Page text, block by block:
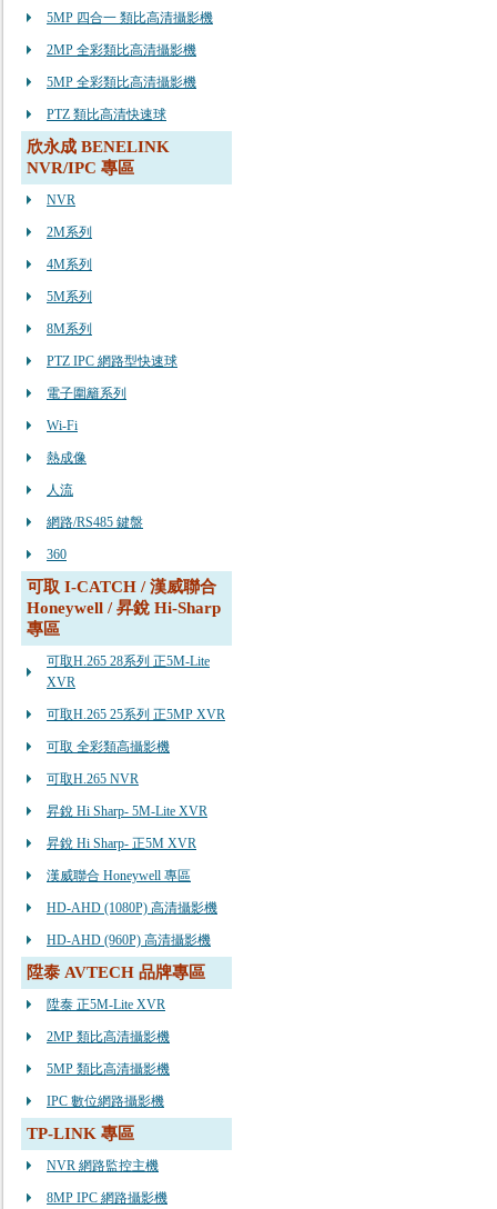
5MP 四合一 類比高清攝影機
2MP 全彩類比高清攝影機
5MP 全彩類比高清攝影機
PTZ 類比高清快速球
欣永成 BENELINK
NVR/IPC 專區
NVR
2M系列
4M系列
5M系列
8M系列
PTZ IPC 網路型快速球
電子圍籬系列
Wi-Fi
熱成像
人流
網路/RS485 鍵盤
360
可取 I-CATCH / 漢威聯合
Honeywell / 昇銳 Hi-Sharp
專區
可取H.265 28系列 正5M-Lite
XVR
可取H.265 25系列 正5MP XVR
可取 全彩類高攝影機
可取H.265 NVR
昇銳 Hi Sharp- 5M-Lite XVR
昇銳 Hi Sharp- 正5M XVR
漢威聯合 Honeywell 專區
HD-AHD (1080P) 高清攝影機
HD-AHD (960P) 高清攝影機
陞泰 AVTECH 品牌專區
陞泰 正5M-Lite XVR
2MP 類比高清攝影機
5MP 類比高清攝影機
IPC 數位網路攝影機
TP-LINK 專區
NVR 網路監控主機
8MP IPC 網路攝影機